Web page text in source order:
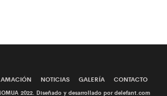
NOTICIAS GALERÍA CONTACTO
2022. Diseñado y desarrollado por delefant.com